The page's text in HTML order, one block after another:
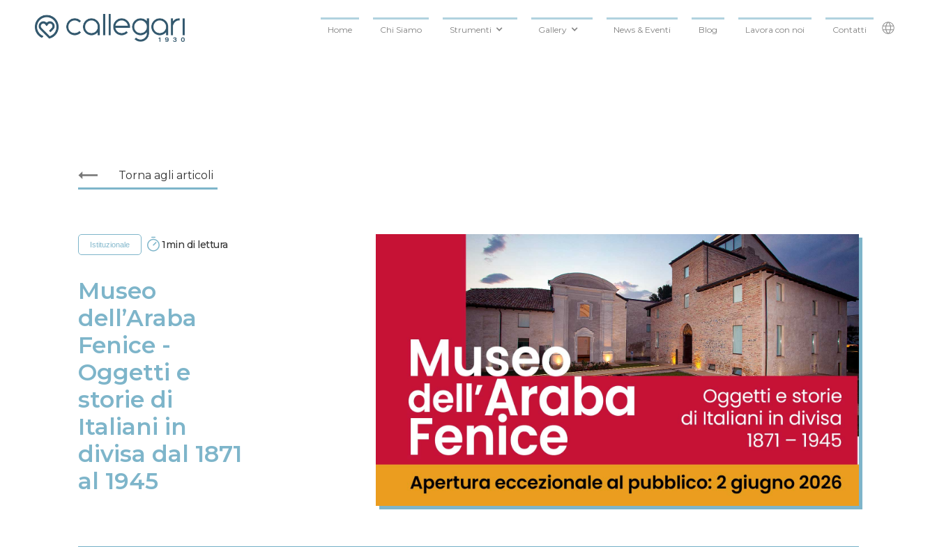
Home Chi Siamo Strumenti Gallery News & Eventi Blog Lavora con noi Contatti
Torna agli articoli
Istituzionale 1min di lettura
Museo
dell’Araba
Fenice -
Oggetti e
storie di
Italiani in
divisa dal 1871
al 1945